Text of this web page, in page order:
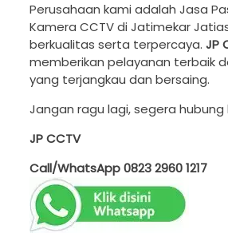
Perusahaan kami adalah Jasa
Kamera CCTV di Jatimekar
berkualitas serta terpercaya. JP
memberikan pelayanan terbaik
yang terjangkau dan bersaing.
Jangan ragu lagi, segera hubung
JP CCTV
Call/WhatsApp0823 2960 1217